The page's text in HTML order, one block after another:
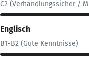
C2 (Verhandlungssicher /
Englisch
B1-B2 (Gute Kenntnisse)